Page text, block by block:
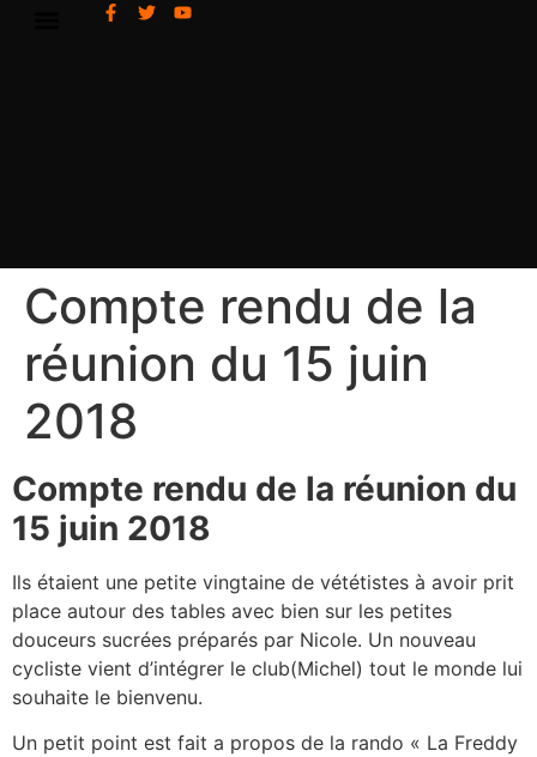
Compte rendu de la
réunion du 15 juin
2018
Compte rendu de la réunion du
15 juin 2018
Ils étaient une petite vingtaine de vététistes à avoir prit
place autour des tables avec bien sur les petites
douceurs sucrées préparés par Nicole. Un nouveau
cycliste vient d’intégrer le club(Michel) tout le monde lui
souhaite le bienvenu.
Un petit point est fait a propos de la rando « La Freddy